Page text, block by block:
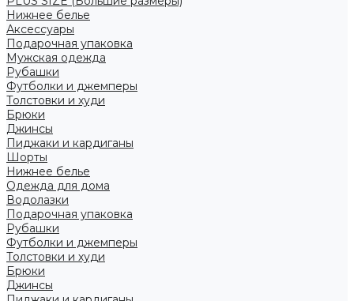
Нижнее белье
Аксессуары
Подарочная упаковка
Мужская одежда
Рубашки
Футболки и джемперы
Толстовки и худи
Брюки
Джинсы
Пиджаки и кардиганы
Шорты
Нижнее белье
Одежда для дома
Водолазки
Подарочная упаковка
Рубашки
Футболки и джемперы
Толстовки и худи
Брюки
Джинсы